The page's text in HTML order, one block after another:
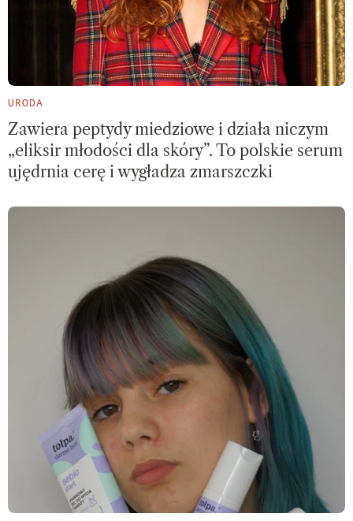
URODA
Zawiera peptydy miedziowe i działa niczym
„eliksir młodości dla skóry”. To polskie serum
ujędrnia cerę i wygładza zmarszczki